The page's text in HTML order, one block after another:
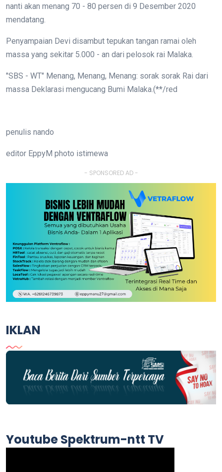
nanti akan menang 70 - 80 persen di 9 Desember 2020
mendatang.
Penyampaian Devi disambut tepukan tangan ramai oleh
massa yang sekitar 5.000 - an dari pelosok rai Malaka.
"SBS - WT" Menang, Menang, Menang: sorak sorak Rai dari
massa Deklarasi mengucang Bumi Malaka.(**/red
penulis nando
editor EppyM photo istimewa
- SPONSORED AD -
IKLAN
Youtube Spektrum-ntt TV